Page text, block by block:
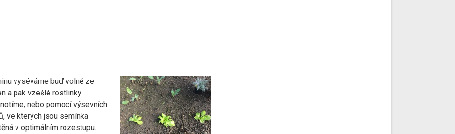
vyséváme buď volně ze
a pak vzešlé rostlinky
nebo pomocí výsevních
ve kterých jsou semínka
v optimálním rozestupu.